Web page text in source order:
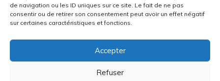
de navigation ou les ID uniques sur ce site. Le fait de ne pas
consentir ou de retirer son consentement peut avoir un effet négatif
sur certaines caractéristiques et fonctions.
Accepter
Refuser
Octavien FlandrinsurHoroscope gratuit Vierge du 02
Horoscope gratuit Vierge du 02